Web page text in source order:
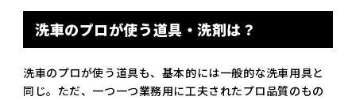
洗車のプロが使う道具・洗剤は？
洗車のプロが使う道具も、基本的には一般的な洗車用具と
同じ。ただ、一つ一つ業務用に工夫されたプロ品質のもの